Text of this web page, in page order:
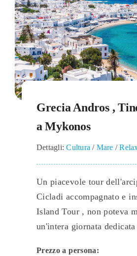
Grecia Andros ,
a Mykonos
Dettagli:Cultura / Mare /
Un piacevole tour
Cicladi accompagnato e
Island Tour , non poteva
un'intera giornata
Prezzo a persona: